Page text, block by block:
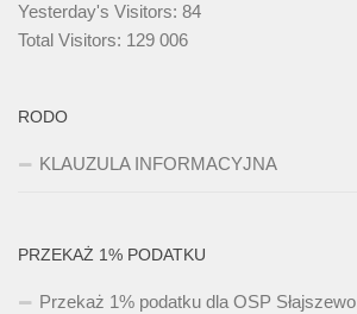
Yesterday's Visitors: 84
Total Visitors: 129 006
RODO
KLAUZULA INFORMACYJNA
PRZEKAŻ 1% PODATKU
Przekaż 1% podatku dla OSP Słajszewo